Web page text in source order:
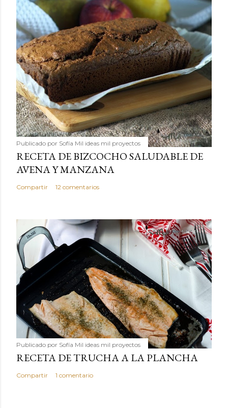
Publicado por Sofía Mil ideas mil proyectos
RECETA DE BIZCOCHO SALUDABLE DE
AVENA Y MANZANA
Compartir 12 comentarios
Publicado por Sofía Mil ideas mil proyectos
RECETA DE TRUCHA A LA PLANCHA
Compartir 1 comentario